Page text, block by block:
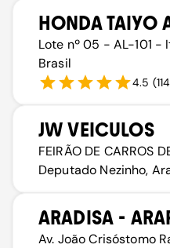
HONDA TAIYO
Lote nº 05 - AL-101 -
Brasil
4.5 (114
JW VEICULOS
FEIRÃO DE CARROS
Deputado Nezinho,
ARADISA -
Av. João Crisóstomo